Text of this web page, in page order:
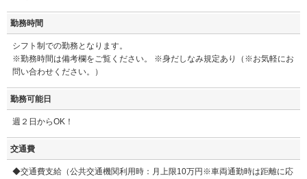
勤務時間
シフト制での勤務となります。
※勤務時間は備考欄をご覧ください。 ※身だしなみ規定あり（※お気軽にお
問い合わせください。）
勤務可能日
週２日からOK！
交通費
◆交通費支給（公共交通機関利用時：月上限10万円※車両通勤時は距離に応